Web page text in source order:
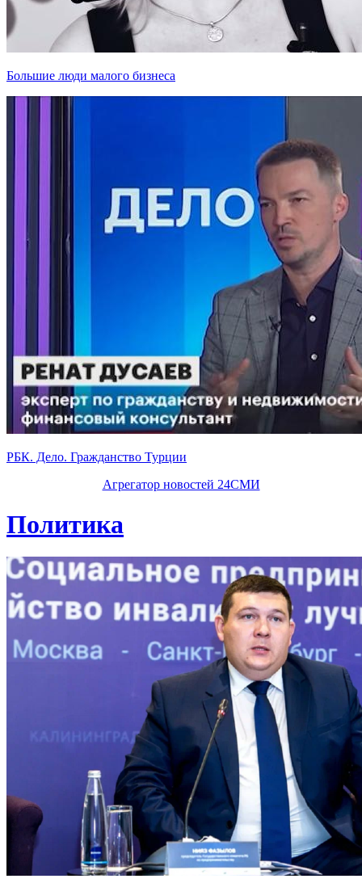
Большие люди малого бизнеса
РБК. Дело. Гражданство Турции
Агрегатор новостей 24СМИ
Политика